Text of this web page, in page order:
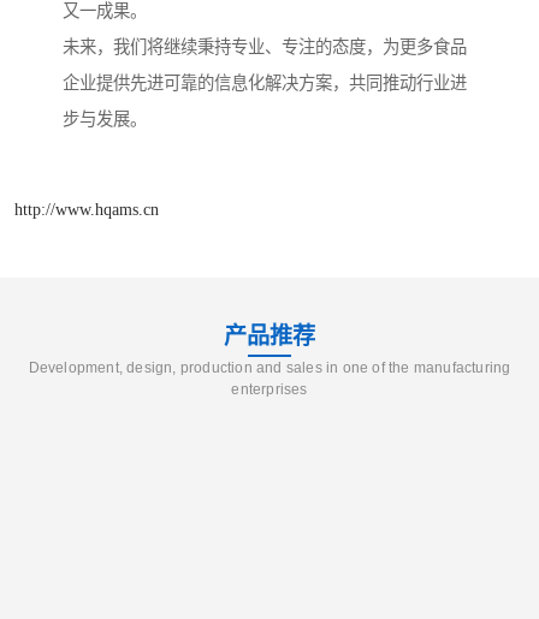
又一成果。
未来，我们将继续秉持专业、专注的态度，为更多食品
企业提供先进可靠的信息化解决方案，共同推动行业进
步与发展。
http://www.hqams.cn
产品推荐
Development, design, production and sales in one of the manufacturing
enterprises